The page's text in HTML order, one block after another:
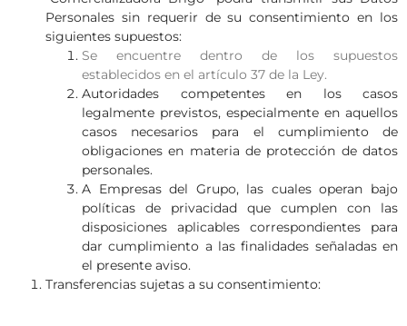
Personales sin requerir de su consentimiento en los
siguientes supuestos:
Se encuentre dentro de los supuestos
establecidos en el artículo 37 de la Ley.
Autoridades competentes en los casos
legalmente previstos, especialmente en aquellos
casos necesarios para el cumplimiento de
obligaciones en materia de protección de datos
personales.
A Empresas del Grupo, las cuales operan bajo
políticas de privacidad que cumplen con las
disposiciones aplicables correspondientes para
dar cumplimiento a las finalidades señaladas en
el presente aviso.
Transferencias sujetas a su consentimiento: